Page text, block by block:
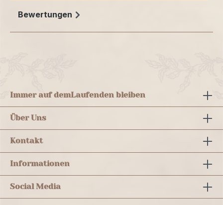
Bewertungen
Immer auf demLaufenden bleiben
Über Uns
Kontakt
Informationen
Social Media